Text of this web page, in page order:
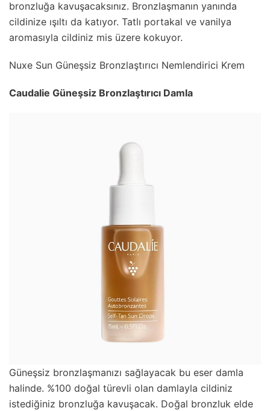
bronzluğa kavuşacaksınız. Bronzlaşmanın yanında
cildinize ışıltı da katıyor. Tatlı portakal ve vanilya
aromasıyla cildiniz mis üzere kokuyor.
Nuxe Sun Güneşsiz Bronzlaştırıcı Nemlendirici Krem
Caudalie Güneşsiz Bronzlaştırıcı Damla
Güneşsiz bronzlaşmanızı sağlayacak bu eser damla
halinde. %100 doğal türevli olan damlayla cildiniz
istediğiniz bronzluğa kavuşacak. Doğal bronzluk elde